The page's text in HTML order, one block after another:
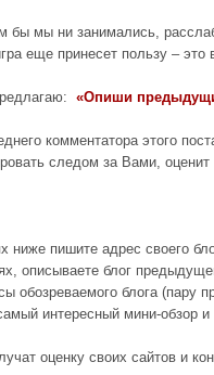
мы ни занимались,
еще принесет пользу – это
«Опиши
комментатора этого
следом за Вами,
ниже пишите адрес своего
описываете блог
обозреваемого блога (пару
интересный мини-обзор и
оценку своих сайтов и